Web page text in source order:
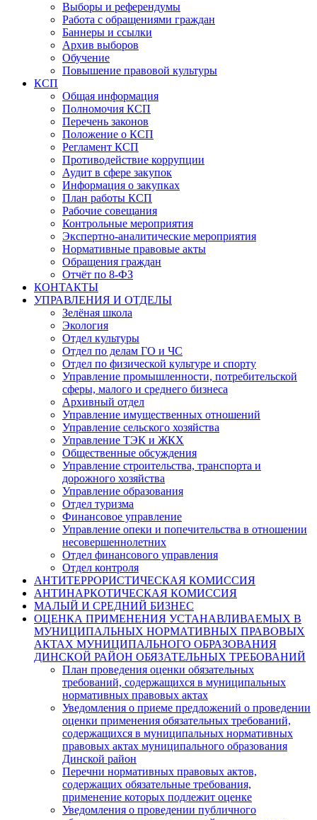
Выборы и референдумы
Работа с обращениями граждан
Баннеры и ссылки
Архив выборов
Обучение
Повышение правовой культуры
КСП
Общая информация
Полномочия КСП
Перечень законов
Положение о КСП
Регламент КСП
Противодействие коррупции
Аудит в сфере закупок
Информация о закупках
План работы КСП
Рабочие совещания
Контрольные мероприятия
Экспертно-аналитические мероприятия
Нормативные правовые акты
Обращения граждан
Отчёт по 8-ФЗ
КОНТАКТЫ
УПРАВЛЕНИЯ И ОТДЕЛЫ
Зелёная школа
Экология
Отдел культуры
Отдел по делам ГО и ЧС
Отдел по физической культуре и спорту
Управление промышленности, потребительской
сферы, малого и среднего бизнеса
Архивный отдел
Управление имущественных отношений
Управление сельского хозяйства
Управление ТЭК и ЖКХ
Общественные обсуждения
Управление строительства, транспорта и
дорожного хозяйства
Управление образования
Отдел туризма
Финансовое управление
Управление опеки и попечительства в отношении
несовершеннолетних
Отдел финансового управления
Отдел контроля
АНТИТЕРРОРИСТИЧЕСКАЯ КОМИССИЯ
АНТИНАРКОТИЧЕСКАЯ КОМИССИЯ
МАЛЫЙ И СРЕДНИЙ БИЗНЕС
ОЦЕНКА ПРИМЕНЕНИЯ УСТАНАВЛИВАЕМЫХ В
МУНИЦИПАЛЬНЫХ НОРМАТИВНЫХ ПРАВОВЫХ
АКТАХ МУНИЦИПАЛЬНОГО ОБРАЗОВАНИЯ
ДИНСКОЙ РАЙОН ОБЯЗАТЕЛЬНЫХ ТРЕБОВАНИЙ
План проведения оценки обязательных
требований, содержащихся в муниципальных
нормативных правовых актах
Уведомления о приеме предложений о проведении
оценки применения обязательных требований,
содержащихся в муниципальных нормативных
правовых актах муниципального образования
Динской район
Перечни нормативных правовых актов,
содержащих обязательные требования,
применение которых подлежит оценке
Уведомления о проведении публичного